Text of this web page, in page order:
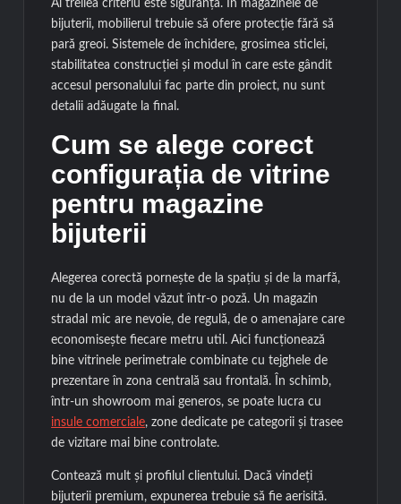
Al treilea criteriu este siguranța. În magazinele de
bijuterii, mobilierul trebuie să ofere protecție fără să
pară greoi. Sistemele de închidere, grosimea sticlei,
stabilitatea construcției și modul în care este gândit
accesul personalului fac parte din proiect, nu sunt
detalii adăugate la final.
Cum se alege corect
configurația de vitrine
pentru magazine
bijuterii
Alegerea corectă pornește de la spațiu și de la marfă,
nu de la un model văzut într-o poză. Un magazin
stradal mic are nevoie, de regulă, de o amenajare care
economisește fiecare metru util. Aici funcționează
bine vitrinele perimetrale combinate cu tejghele de
prezentare în zona centrală sau frontală. În schimb,
într-un showroom mai generos, se poate lucra cu
insule comerciale, zone dedicate pe categorii și trasee
de vizitare mai bine controlate.
Contează mult și profilul clientului. Dacă vindeți
bijuterii premium, expunerea trebuie să fie aerisită.